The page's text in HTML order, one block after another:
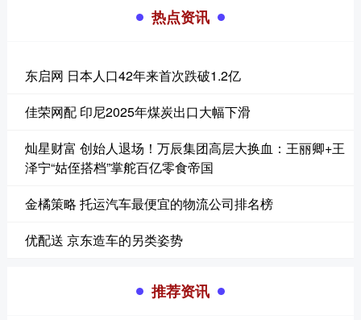
热点资讯
东启网 日本人口42年来首次跌破1.2亿
佳荣网配 印尼2025年煤炭出口大幅下滑
灿星财富 创始人退场！万辰集团高层大换血：王丽卿+王
泽宁“姑侄搭档”掌舵百亿零食帝国
金橘策略 托运汽车最便宜的物流公司排名榜
优配送 京东造车的另类姿势
推荐资讯